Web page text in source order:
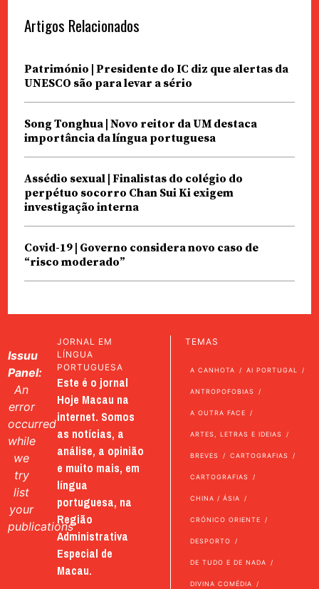
Artigos Relacionados
Património | Presidente do IC diz que alertas da
UNESCO são para levar a sério
Song Tonghua | Novo reitor da UM destaca
importância da língua portuguesa
Assédio sexual | Finalistas do colégio do
perpétuo socorro Chan Sui Ki exigem
investigação interna
Covid-19 | Governo considera novo caso de
“risco moderado”
Issuu
Panel:
An
error
occurred
while
we
try
list
your
publications
JORNAL EM
LÍNGUA
PORTUGUESA
Este é o jornal
Hoje Macau na
internet. Somos
as notícias, a
análise, a opinião
e muito mais, em
língua
portuguesa, na
Região
Administrativa
Especial de
Macau.
TEMAS
A CANHOTA AI PORTUGAL
ANTROPOFOBIAS
A OUTRA FACE
ARTES, LETRAS E IDEIAS
BREVES CARTOGRAFIAS
CARTOGRAFIAS
CHINA / ÁSIA
CRÓNICO ORIENTE
DESPORTO
DE TUDO E DE NADA
DIVINA COMÉDIA